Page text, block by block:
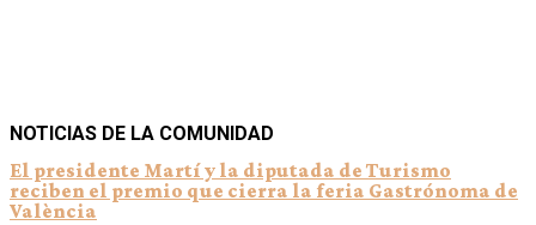
NOTICIAS DE LA COMUNIDAD
El presidente Martí y la diputada de Turismo
reciben el premio que cierra la feria Gastrónoma de
València